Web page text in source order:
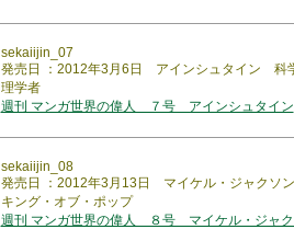
sekaiijin_07
発売日 ：2012年3月6日 アインシュタイン 科
理学者
週刊 マンガ世界の偉人 ７号 アインシュタイン
sekaiijin_08
発売日 ：2012年3月13日 マイケル・ジャク
キング・オブ・ポップ
週刊 マンガ世界の偉人 ８号 マイケル・ジャ